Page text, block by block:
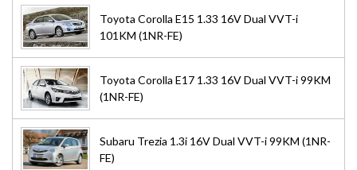
Toyota Corolla E15 1.33 16V Dual VVT-i
101KM (1NR-FE)
Toyota Corolla E17 1.33 16V Dual VVT-i 99KM
(1NR-FE)
Subaru Trezia 1.3i 16V Dual VVT-i 99KM (1NR-
FE)